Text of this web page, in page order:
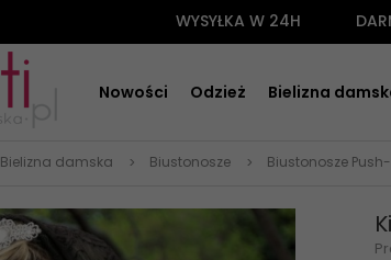
WYSYŁKA W 24H
Nowości Odzież Bielizna
Bielizna damska Biustonosze Biustonosze